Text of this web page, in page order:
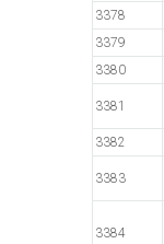
3378
3379
3380
3381
3382
3383
3384